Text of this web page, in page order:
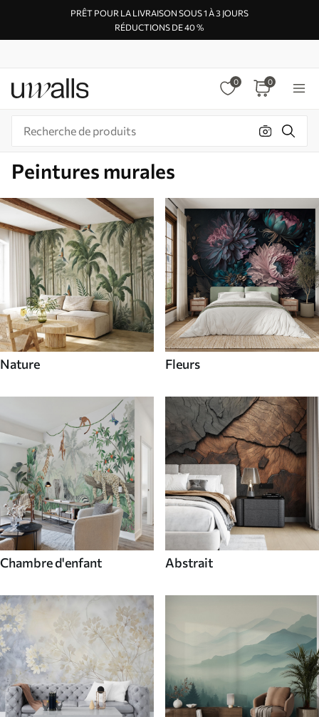
PRÊT POUR LA LIVRAISON SOUS 1 À 3 JOURS
RÉDUCTIONS DE 40 %
0 0
Peintures murales
Nature Fleurs
Chambre d'enfant Abstrait